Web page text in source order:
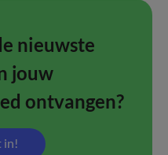
nieuwste
jouw
ontvangen?
in!